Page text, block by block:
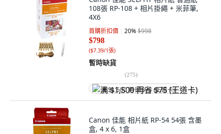
108張 RP-108 + 相片掛繩 + 米菲筆,
4X6
首購折扣價 20%$998
$798
($7.39/1張)
暫時缺貨
(275)
满 $1,500 再省 $75 (王道卡)
Canon 佳能 相片紙 RP-54 54張 含墨
盒, 4 x 6, 1盒